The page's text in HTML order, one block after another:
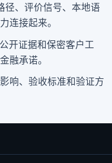
径、评价信号、本地语
连接起来。
开证据和保密客户工
融承诺。
响、验收标准和验证方